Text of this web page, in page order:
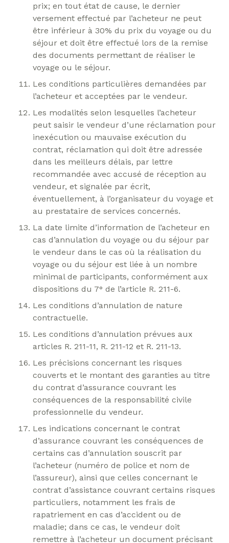
prix; en tout état de cause, le dernier
versement effectué par l’acheteur ne peut
être inférieur à 30% du prix du voyage ou du
séjour et doit être effectué lors de la remise
des documents permettant de réaliser le
voyage ou le séjour.
Les conditions particulières demandées par
l’acheteur et acceptées par le vendeur.
Les modalités selon lesquelles l’acheteur
peut saisir le vendeur d’une réclamation pour
inexécution ou mauvaise exécution du
contrat, réclamation qui doit être adressée
dans les meilleurs délais, par lettre
recommandée avec accusé de réception au
vendeur, et signalée par écrit,
éventuellement, à l’organisateur du voyage et
au prestataire de services concernés.
La date limite d’information de l’acheteur en
cas d’annulation du voyage ou du séjour par
le vendeur dans le cas où la réalisation du
voyage ou du séjour est liée à un nombre
minimal de participants, conformément aux
dispositions du 7° de l’article R. 211-6.
Les conditions d’annulation de nature
contractuelle.
Les conditions d’annulation prévues aux
articles R. 211-11, R. 211-12 et R. 211-13.
Les précisions concernant les risques
couverts et le montant des garanties au titre
du contrat d’assurance couvrant les
conséquences de la responsabilité civile
professionnelle du vendeur.
Les indications concernant le contrat
d’assurance couvrant les conséquences de
certains cas d’annulation souscrit par
l’acheteur (numéro de police et nom de
l’assureur), ainsi que celles concernant le
contrat d’assistance couvrant certains risques
particuliers, notamment les frais de
rapatriement en cas d’accident ou de
maladie; dans ce cas, le vendeur doit
remettre à l’acheteur un document précisant